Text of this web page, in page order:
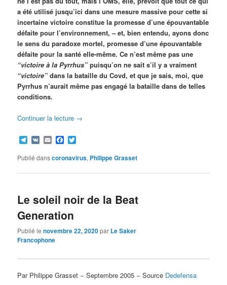
a été utilisé jusqu’ici dans une mesure massive pour cette si
incertaine victoire constitue la promesse d’une épouvantable
défaite pour l’environnement, – et, bien entendu, ayons donc
le sens du paradoxe mortel, promesse d’une épouvantable
défaite pour la santé elle-même. Ce n’est même pas une
“victoire à la Pyrrhus” puisqu’on ne sait s’il y a vraiment
“victoire” dans la bataille du Covd, et que je sais, moi, que
Pyrrhus n’aurait même pas engagé la bataille dans de telles
conditions.
Continuer la lecture →
Telegram
VK EmailFacebook
Publié danscoronavirus, Philippe Grasset
Le soleil noir de la Beat
Generation
Publié lenovembre 22, 2020par Le Saker
Francophone
Par Philippe Grasset − Septembre 2005 − Source Dedefensa